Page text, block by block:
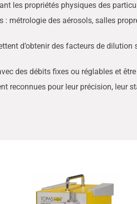
les propriétés physiques des
métrologie des aérosols, salles
d’obtenir des facteurs de
des débits fixes ou réglables et
reconnues pour leur précision, leur